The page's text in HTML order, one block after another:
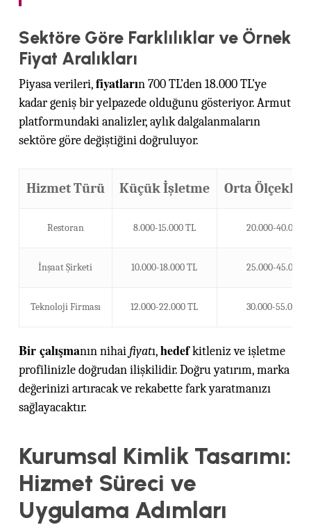
Sektöre Göre Farklılıklar ve Örnek
Fiyat Aralıkları
Piyasa verileri,fiyatların 700 TL’den 18.000 TL’ye
kadar geniş bir yelpazede olduğunu gösteriyor. Armut
platformundaki analizler, aylık dalgalanmaların
sektöre göre değiştiğini doğruluyor.
Hizmet Türü Küçük İşletme Orta Ölçekli
Restoran 8.000-15.000 TL 20.000-40.000
İnşaat Şirketi 10.000-18.000 TL 25.000-45.000
Teknoloji Firması 12.000-22.000 TL 30.000-55.000
Bir çalışmanın nihai fiyatı,hedefkitleniz ve işletme
profilinizle doğrudan ilişkilidir. Doğru yatırım, marka
değerinizi artıracak ve rekabette fark yaratmanızı
sağlayacaktır.
Kurumsal Kimlik Tasarımı:
Hizmet Süreci ve
Uygulama Adımları